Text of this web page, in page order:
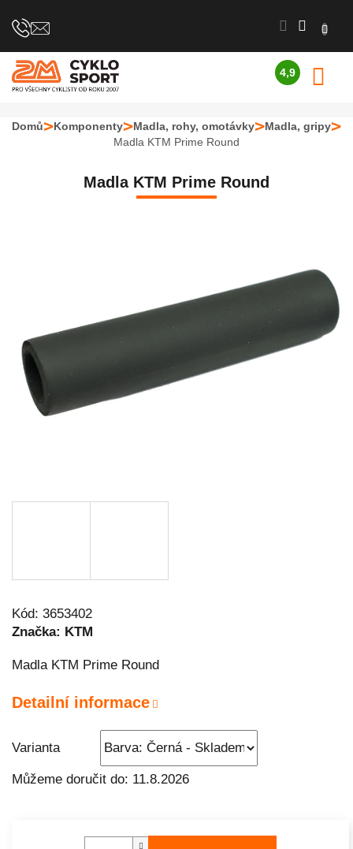
na
4,9
je
hvězdiček.
Domů Komponenty Madla, rohy, omotávky
Madla, gripy
Madla KTM Prime Round
Madla KTM Prime Round
Kód: 3653402
Značka: KTM
Varianta
Můžeme doručit do: 11.8.2026
Madla KTM Prime Round
Detailní informace